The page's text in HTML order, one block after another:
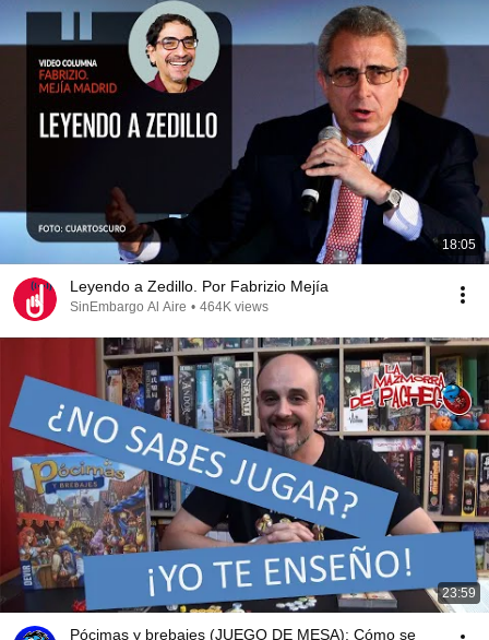
18:05
Leyendo a Zedillo. Por Fabrizio Mejía
SinEmbargo Al Aire • 464K views
23:59
Pócimas y brebajes (JUEGO DE MESA): Cómo se